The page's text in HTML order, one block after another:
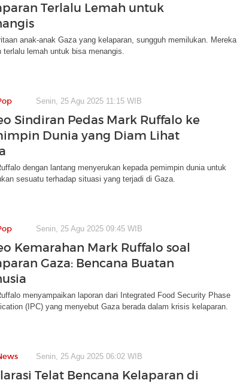
Terlalu Lemah untuk
anak-anak Gaza yang kelaparan, sungguh memilukan. Mereka
terlalu lemah untuk bisa menangis.
Senin, 25 Agu 2025 11:15 WIB
Sindiran Pedas Mark Ruffalo ke
Dunia yang Diam Lihat
dengan lantang menyerukan kepada pemimpin dunia untuk
sesuatu terhadap situasi yang terjadi di Gaza.
Senin, 25 Agu 2025 09:45 WIB
Kemarahan Mark Ruffalo soal
Gaza: Bencana Buatan
menyampaikan laporan dari Integrated Food Security Phase
(IPC) yang menyebut Gaza berada dalam krisis kelaparan.
Senin, 25 Agu 2025 06:02 WIB
Telat Bencana Kelaparan di